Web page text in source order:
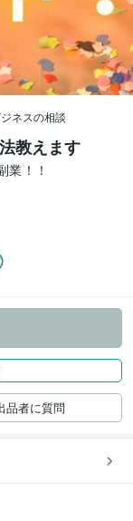
ネスの相談
教えます
業！！
品者に質問